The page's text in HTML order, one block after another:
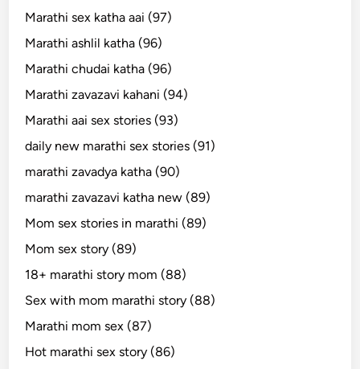
Marathi sex katha aai (97)
Marathi ashlil katha (96)
Marathi chudai katha (96)
Marathi zavazavi kahani (94)
Marathi aai sex stories (93)
daily new marathi sex stories (91)
marathi zavadya katha (90)
marathi zavazavi katha new (89)
Mom sex stories in marathi (89)
Mom sex story (89)
18+ marathi story mom (88)
Sex with mom marathi story (88)
Marathi mom sex (87)
Hot marathi sex story (86)